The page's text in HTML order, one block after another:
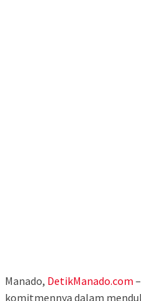
Manado, DetikManado.com
komitmennya dalam